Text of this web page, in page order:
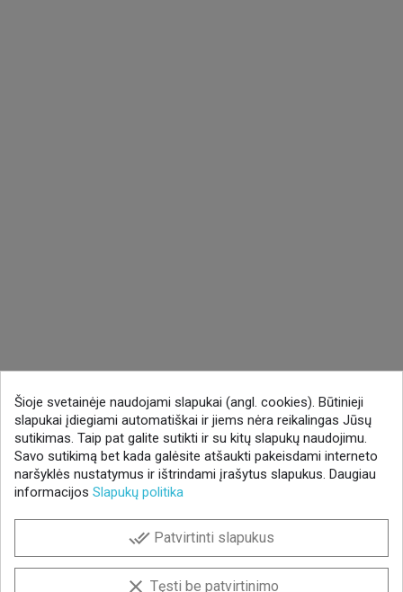
Šioje svetainėje naudojami slapukai (angl. cookies). Būtinieji
slapukai įdiegiami automatiškai ir jiems nėra reikalingas Jūsų
sutikimas. Taip pat galite sutikti ir su kitų slapukų naudojimu.
Savo sutikimą bet kada galėsite atšaukti pakeisdami interneto
naršyklės nustatymus ir ištrindami įrašytus slapukus. Daugiau
informacijos Slapukų politika
done_all Patvirtinti slapukus
clear Tęsti be patvirtinimo